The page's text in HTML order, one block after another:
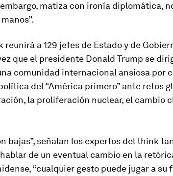
matiza con ironía diplomática,
reunirá a 129 jefes de Estado y de
que el presidente Donald Trump se
comunidad internacional ansiosa por
del “América primero” ante retos
la proliferación nuclear, el cambio
bajas”, señalan los expertos del think
de un eventual cambio en la
“cualquier gesto puede jugar a su